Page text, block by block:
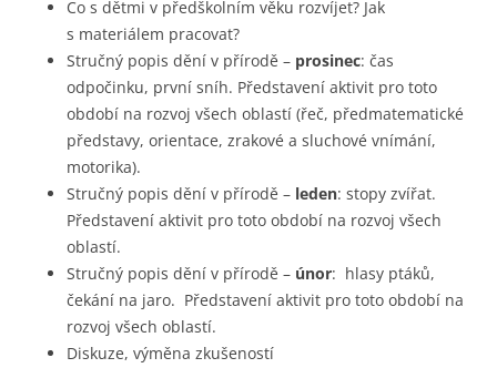
Co s dětmi v předškolním věku rozvíjet? Jak
s materiálem pracovat?
Stručný popis dění v přírodě – prosinec: čas
odpočinku, první sníh. Představení aktivit pro toto
období na rozvoj všech oblastí (řeč, předmatematické
představy, orientace, zrakové a sluchové vnímání,
motorika).
Stručný popis dění v přírodě – leden: stopy zvířat.
Představení aktivit pro toto období na rozvoj všech
oblastí.
Stručný popis dění v přírodě – únor: hlasy ptáků,
čekání na jaro. Představení aktivit pro toto období na
rozvoj všech oblastí.
Diskuze, výměna zkušeností